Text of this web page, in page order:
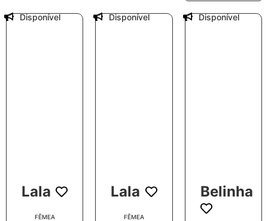
Lala
FÊMEA
Disponível
Lala
FÊMEA
Disponível
Belinha
Disponível